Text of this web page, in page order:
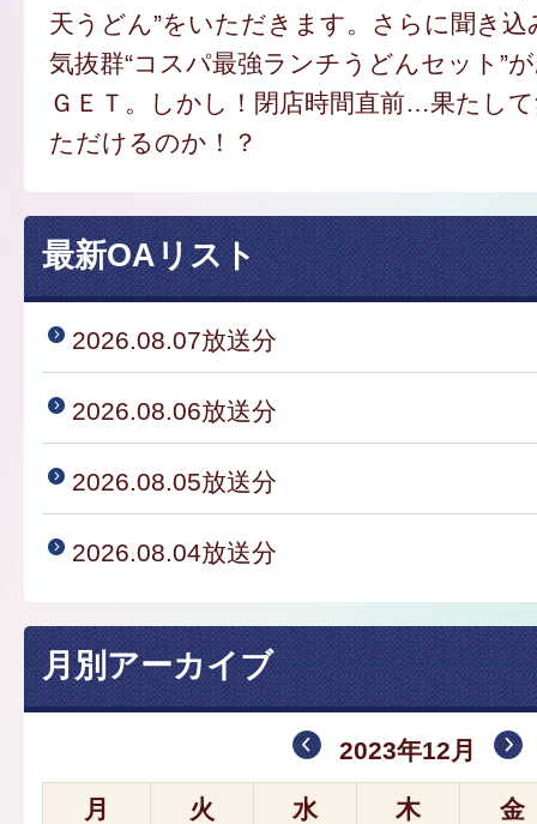
天うどん”をいただきます。さらに聞き
気抜群“コスパ最強ランチうどんセット”
ＧＥＴ。しかし！閉店時間直前…果たし
ただけるのか！？
最新OAリスト
2026.08.07放送分
2026.08.06放送分
2026.08.05放送分
2026.08.04放送分
月別アーカイブ
2023年12月
月 火 水 木
金